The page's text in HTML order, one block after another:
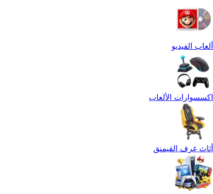
ألعاب الفيديو
اكسسوارات الألعاب
أثاث غرف القيمنق